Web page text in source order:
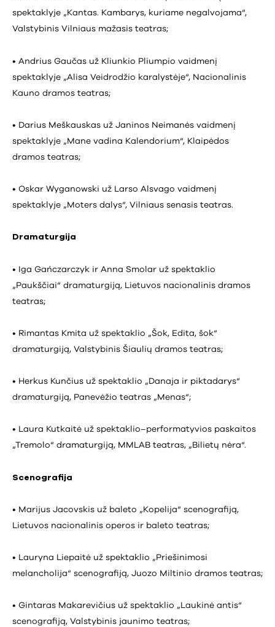
spektaklyje „Kantas. Kambarys, kuriame negalvojama“,
Valstybinis Vilniaus mažasis teatras;
• Andrius Gaučas už Kliunkio Pliumpio vaidmenį
spektaklyje „Alisa Veidrodžio karalystėje“, Nacionalinis
Kauno dramos teatras;
• Darius Meškauskas už Janinos Neimanės vaidmenį
spektaklyje „Mane vadina Kalendorium“, Klaipėdos
dramos teatras;
• Oskar Wyganowski už Larso Alsvago vaidmenį
spektaklyje „Moters dalys“, Vilniaus senasis teatras.
Dramaturgija
• Iga Gańczarczyk ir Anna Smolar už spektaklio
„Paukščiai“ dramaturgiją, Lietuvos nacionalinis dramos
teatras;
• Rimantas Kmita už spektaklio „Šok, Edita, šok“
dramaturgiją, Valstybinis Šiaulių dramos teatras;
• Herkus Kunčius už spektaklio „Danaja ir piktadarys“
dramaturgiją, Panevėžio teatras „Menas“;
• Laura Kutkaitė už spektaklio–performatyvios paskaitos
„Tremolo“ dramaturgiją, MMLAB teatras, „Bilietų nėra“.
Scenografija
• Marijus Jacovskis už baleto „Kopelija“ scenografiją,
Lietuvos nacionalinis operos ir baleto teatras;
• Lauryna Liepaitė už spektaklio „Priešinimosi
melancholija“ scenografiją, Juozo Miltinio dramos teatras;
• Gintaras Makarevičius už spektaklio „Laukinė antis“
scenografiją, Valstybinis jaunimo teatras;